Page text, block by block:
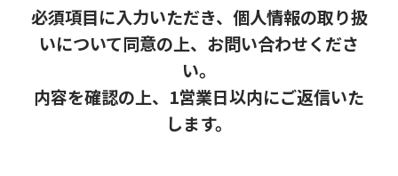
必須項目に入力いただき、個人情報の取り扱
いについて同意の上、お問い合わせくださ
い。
内容を確認の上、1営業日以内にご返信いた
します。